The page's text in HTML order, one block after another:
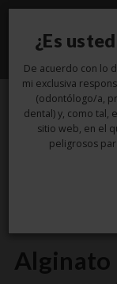
Alginato
¿Es
De acuerdo con lo
mi exclusiva
(odontólogo/a,
dental) y, como tal,
sitio web, en el
peligrosos